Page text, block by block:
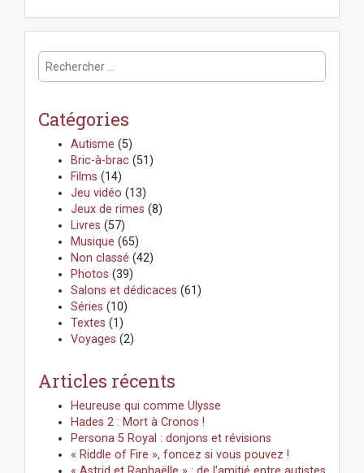
o
s
t
n
a
i
g
R
e
Catégories
Autisme (5)
Bric-à-brac (51)
Films (14)
Jeu vidéo (13)
Jeux de rimes (8)
Livres (57)
Musique (65)
Non classé (42)
Photos (39)
Salons et dédicaces (61)
Séries (10)
Textes (1)
Voyages (2)
Articles récents
Heureuse qui comme Ulysse
Hades 2 : Mort à Cronos !
Persona 5 Royal : donjons et révisions
« Riddle of Fire », foncez si vous pouvez !